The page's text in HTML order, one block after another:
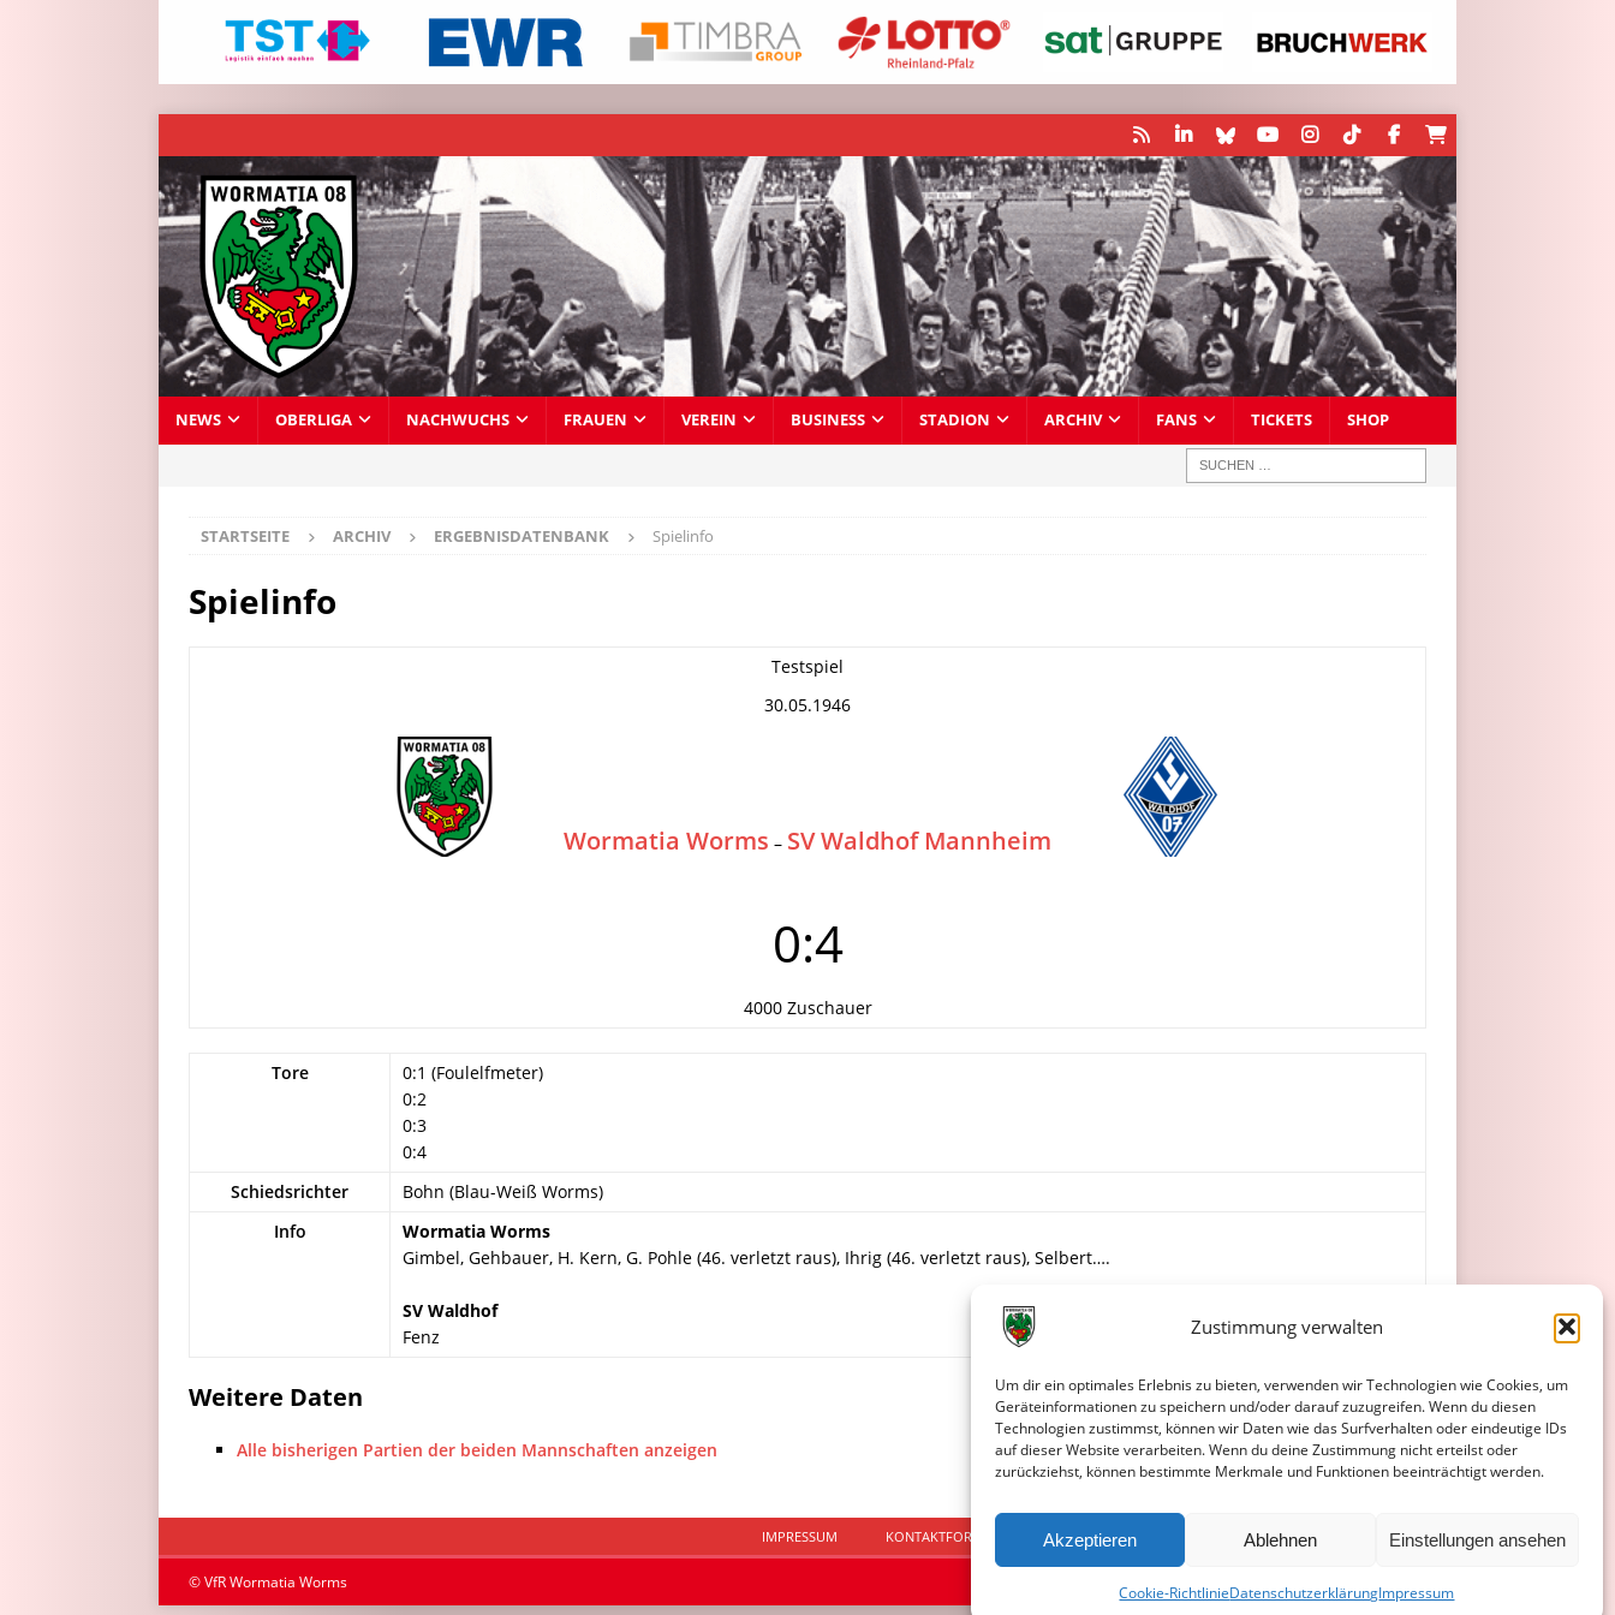
Zustimmung verwalten
Um dir ein optimales Erlebnis zu bieten, verwenden wir Technologien wie Cookies, um
Geräteinformationen zu speichern und/oder darauf zuzugreifen. Wenn du diesen
Technologien zustimmst, können wir Daten wie das Surfverhalten oder eindeutige IDs
auf dieser Website verarbeiten. Wenn du deine Zustimmung nicht erteilst oder
zurückziehst, können bestimmte Merkmale und Funktionen beeinträchtigt werden.
Akzeptieren Ablehnen Einstellungen ansehen
Cookie-RichtlinieDatenschutzerklärungImpressum
NEWS OBERLIGA NACHWUCHS FRAUEN VEREIN BUSINESS STADION ARCHIV FANS TICKETS SHOP
STARTSEITE ARCHIV ERGEBNISDATENBANK Spielinfo
Spielinfo
Testspiel
30.05.1946
Wormatia Worms – SV Waldhof Mannheim
0:4
4000 Zuschauer
Tore
0:1 (Foulelfmeter)
0:2
0:3
0:4
Schiedsrichter
Bohn (Blau-Weiß Worms)
Info
Wormatia Worms
Gimbel, Gehbauer, H. Kern, G. Pohle (46. verletzt raus), Ihrig (46. verletzt raus), Selbert….
SV Waldhof
Fenz
Weitere Daten
Alle bisherigen Partien der beiden Mannschaften anzeigen
IMPRESSUM KONTAKTFORMULAR DATENSCHUTZERKLÄRUNG COOKIE-RICHTLINIE (EU)
© VfR Wormatia Worms